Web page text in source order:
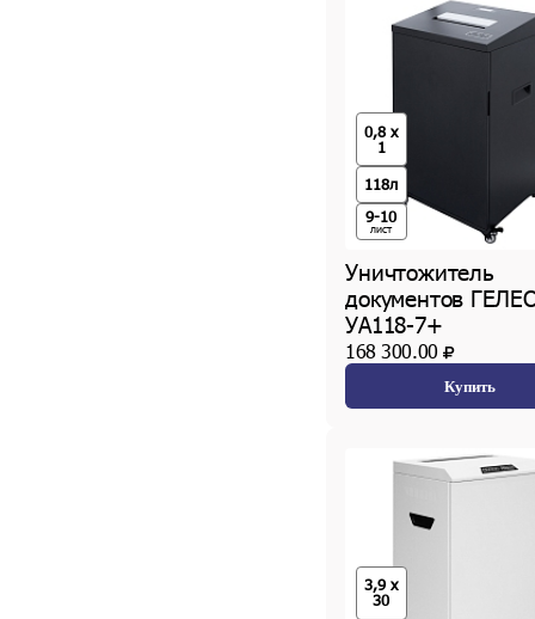
0,8 x
1
118л
9-10
лист
Уничтожитель
документов
УА118-7+
168 300.00
Купить
3,9 x
30